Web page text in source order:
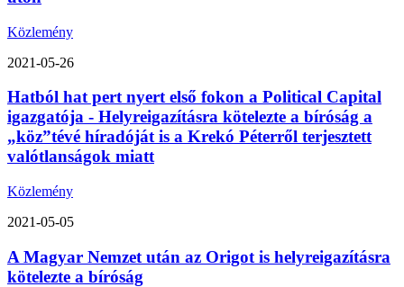
Közlemény
2021-05-26
Hatból hat pert nyert első fokon a Political Capital
igazgatója - Helyreigazításra kötelezte a bíróság a
„köz”tévé híradóját is a Krekó Péterről terjesztett
valótlanságok miatt
Közlemény
2021-05-05
A Magyar Nemzet után az Origot is helyreigazításra
kötelezte a bíróság